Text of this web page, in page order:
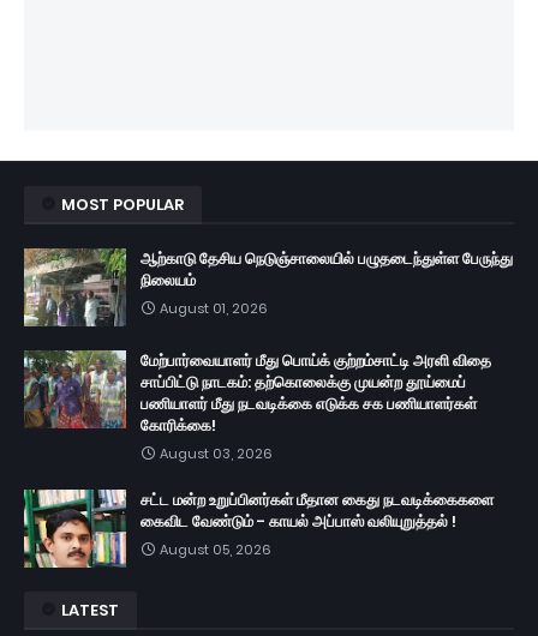
MOST POPULAR
ஆற்காடு தேசிய நெடுஞ்சாலையில் பழுதடைந்துள்ள பேருந்து
நிலையம்
August 01, 2026
மேற்பார்வையாளர் மீது பொய்க் குற்றம்சாட்டி அரளி விதை
சாப்பிட்டு நாடகம்: தற்கொலைக்கு முயன்ற தூய்மைப்
பணியாளர் மீது நடவடிக்கை எடுக்க சக பணியாளர்கள்
கோரிக்கை!
August 03, 2026
சட்ட மன்ற உறுப்பினர்கள் மீதான கைது நடவடிக்கைகளை
கைவிட வேண்டும் - காயல் அப்பாஸ் வலியுறுத்தல் !
August 05, 2026
LATEST